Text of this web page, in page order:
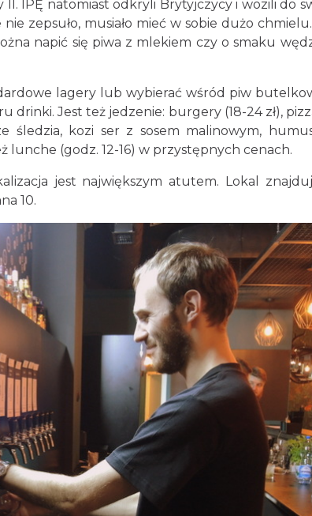
II. IPĘ natomiast odkryli Brytyjczycy i wozili do
zepsuło, musiało mieć w sobie dużo
napić się piwa z mlekiem czy o smaku
lagery lub wybierać wśród piw
Jest też jedzenie: burgery (18-24 zł),
śledzia, kozi ser z sosem malinowym,
lunche (godz. 12-16) w przystępnych cenach.
jest największym atutem. Lokal
10.